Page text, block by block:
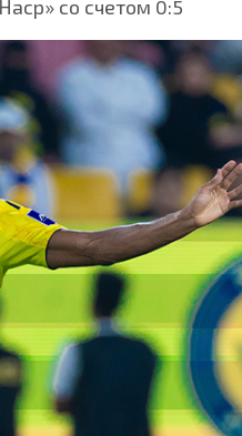
со счетом 0:5